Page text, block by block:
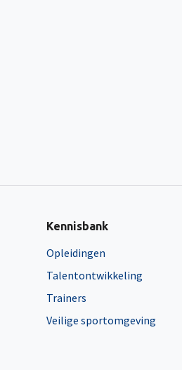
Kennisbank
Opleidingen
Talentontwikkeling
Trainers
Veilige sportomgeving